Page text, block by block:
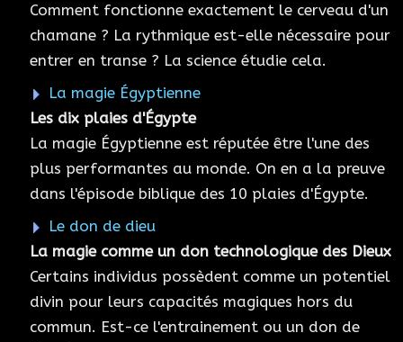
Comment fonctionne exactement le cerveau d'un
chamane ? La rythmique est-elle nécessaire pour
entrer en transe ? La science étudie cela.
La magie Égyptienne
Les dix plaies d'Égypte
La magie Égyptienne est réputée être l'une des
plus performantes au monde. On en a la preuve
dans l'épisode biblique des 10 plaies d'Égypte.
Le don de dieu
La magie comme un don technologique des Dieux
Certains individus possèdent comme un potentiel
divin pour leurs capacités magiques hors du
commun. Est-ce l'entrainement ou un don de